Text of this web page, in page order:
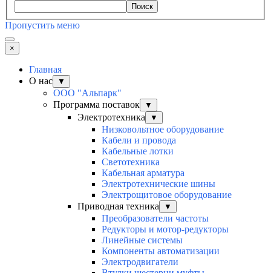
Поиск
Пропустить меню
×
Главная
О нас
▼
ООО "Альпарк"
Программа поставок
▼
Электротехника ▼
Низковольтное оборудование
Кабели и провода
Кабельные лотки
Светотехника
Кабельная арматура
Электротехнические шины
Электрощитовое оборудование
Приводная техника
▼
Преобразователи частоты
Редукторы и мотор-редукторы
Линейные системы
Компоненты автоматизации
Электродвигатели